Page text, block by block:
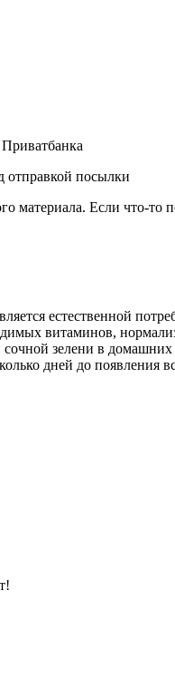
отправкой посылки
материала. Если что-
естественной
витаминов,
зелени в
дней до